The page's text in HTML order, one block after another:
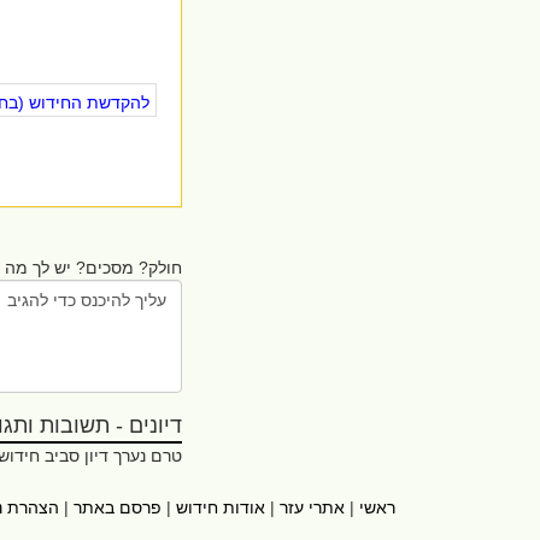
להקדשת החידוש
חולק? מסכים? יש לך מה
דיונים - תשובות
טרם נערך דיון סביב
ראשי | אתרי עזר | אודות חידוש | פרסם באתר | הצהרת